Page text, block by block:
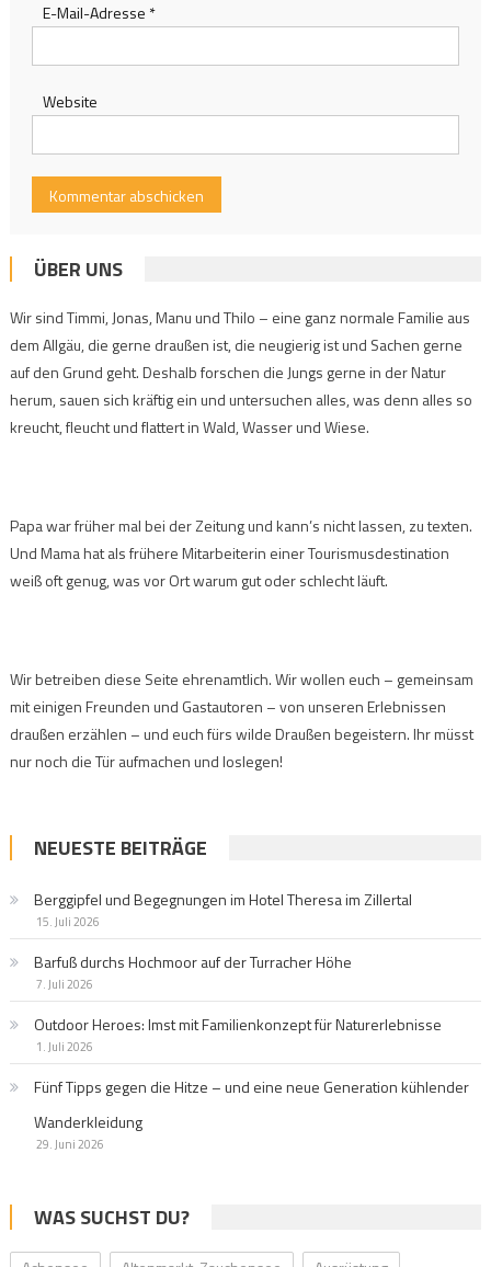
E-Mail-Adresse *
Website
ÜBER UNS
Wir sind Timmi, Jonas, Manu und Thilo – eine ganz normale Familie aus
dem Allgäu, die gerne draußen ist, die neugierig ist und Sachen gerne
auf den Grund geht. Deshalb forschen die Jungs gerne in der Natur
herum, sauen sich kräftig ein und untersuchen alles, was denn alles so
kreucht, fleucht und flattert in Wald, Wasser und Wiese.
Papa war früher mal bei der Zeitung und kann’s nicht lassen, zu texten.
Und Mama hat als frühere Mitarbeiterin einer Tourismusdestination
weiß oft genug, was vor Ort warum gut oder schlecht läuft.
Wir betreiben diese Seite ehrenamtlich. Wir wollen euch – gemeinsam
mit einigen Freunden und Gastautoren – von unseren Erlebnissen
draußen erzählen – und euch fürs wilde Draußen begeistern. Ihr müsst
nur noch die Tür aufmachen und loslegen!
NEUESTE BEITRÄGE
Berggipfel und Begegnungen im Hotel Theresa im Zillertal
15. Juli 2026
Barfuß durchs Hochmoor auf der Turracher Höhe
7. Juli 2026
Outdoor Heroes: Imst mit Familienkonzept für Naturerlebnisse
1. Juli 2026
Fünf Tipps gegen die Hitze – und eine neue Generation kühlender
Wanderkleidung
29. Juni 2026
WAS SUCHST DU?